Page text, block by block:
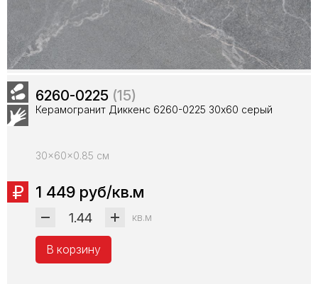
6260-0225 (15)
Керамогранит Диккенс 6260-0225 30х60 серый
30x60x0.85 см
1 449 руб/кв.м
кв.м
В корзину